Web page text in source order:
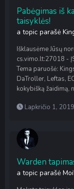
Pabėgimas iš
taisyklės!
a topic parašė
Išklausėme Jūsų
cs.vimo.lt:27018 -
Tema paruošė:
DaTroller, Leftas,
kokybišką žaidimą,
Lapkričio 1, 2019
Warden
a topic parašė